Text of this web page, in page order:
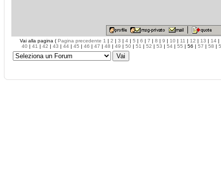
Vai alla pagina ( Pagina precedente 1 | 2 | 3 | 4 | 5 | 6 | 7 | 8 | 9 | 10 | 11 | 12 | 13 | 14 |
40 | 41 | 42 | 43 | 44 | 45 | 46 | 47 | 48 | 49 | 50 | 51 | 52 | 53 | 54 | 55 | 56 | 57 | 58 |